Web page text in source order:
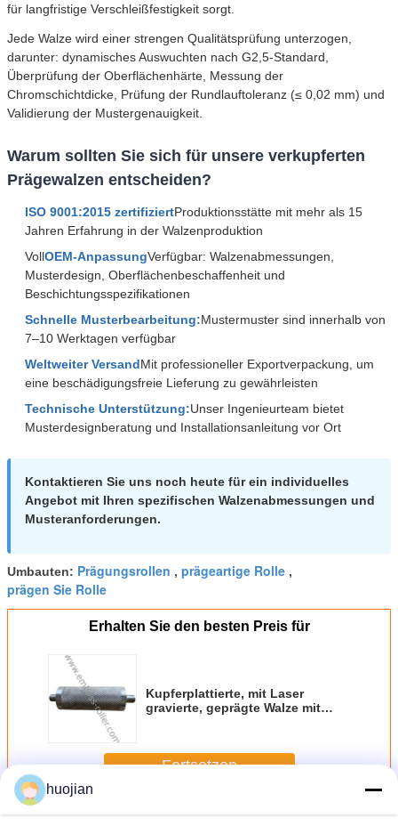
für langfristige Verschleißfestigkeit sorgt.
Jede Walze wird einer strengen Qualitätsprüfung unterzogen,
darunter: dynamisches Auswuchten nach G2,5-Standard,
Überprüfung der Oberflächenhärte, Messung der
Chromschichtdicke, Prüfung der Rundlauftoleranz (≤ 0,02 mm) und
Validierung der Mustergenauigkeit.
Warum sollten Sie sich für unsere verkupferten
Prägewalzen entscheiden?
ISO 9001:2015 zertifiziertProduktionsstätte mit mehr als 15
Jahren Erfahrung in der Walzenproduktion
VollOEM-AnpassungVerfügbar: Walzenabmessungen,
Musterdesign, Oberflächenbeschaffenheit und
Beschichtungsspezifikationen
Schnelle Musterbearbeitung:Mustermuster sind innerhalb von
7–10 Werktagen verfügbar
Weltweiter VersandMit professioneller Exportverpackung, um
eine beschädigungsfreie Lieferung zu gewährleisten
Technische Unterstützung:Unser Ingenieurteam bietet
Musterdesignberatung und Installationsanleitung vor Ort
Kontaktieren Sie uns noch heute für ein individuelles
Angebot mit Ihren spezifischen Walzenabmessungen und
Musteranforderungen.
Umbauten: Prägungsrollen , prägeartige Rolle ,
prägen Sie Rolle
Erhalten Sie den besten Preis für
Kupferplattierte, mit Laser
gravierte, geprägte Walze mit
Fortsetzen
MehrPrägewalze
huojian